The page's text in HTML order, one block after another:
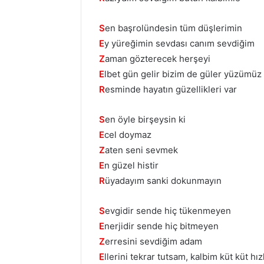
Sen başrolündesin tüm düşlerimin
Ey yüreğimin sevdası canım sevdiğim
Zaman gözterecek herşeyi
Elbet gün gelir bizim de güler yüzümüz
Resminde hayatın güzellikleri var
Sen öyle birşeysin ki
Ecel doymaz
Zaten seni sevmek
En güzel histir
Rüyadayım sanki dokunmayın
Sevgidir sende hiç tükenmeyen
Enerjidir sende hiç bitmeyen
Zerresini sevdiğim adam
Ellerini tekrar tutsam, kalbim küt küt